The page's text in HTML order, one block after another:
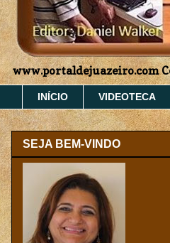
www.portaldejuazeiro.com
INÍCIO VIDEOTECA
SEJA BEM-VINDO